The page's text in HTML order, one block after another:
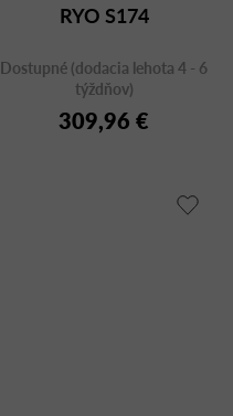
RYO S174
Dostupné (dodacia lehota 4 - 6
týždňov)
309,96 €